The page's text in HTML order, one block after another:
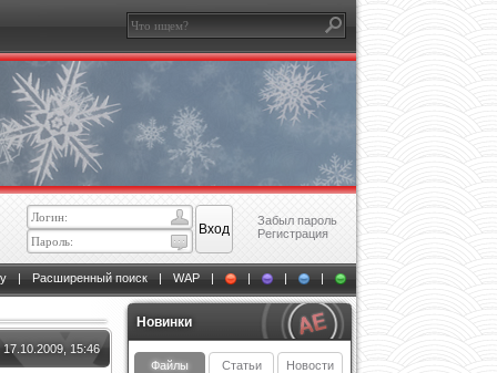
Забыл пароль
Регистрация
| Расширенный поиск | WAP | | | |
17.10.2009, 15:46
Новинки
Файлы Статьи Новости